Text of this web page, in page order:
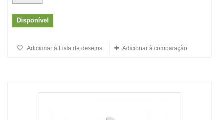
Disponível
Adicionar à Lista de desejos Adicionar à comparação